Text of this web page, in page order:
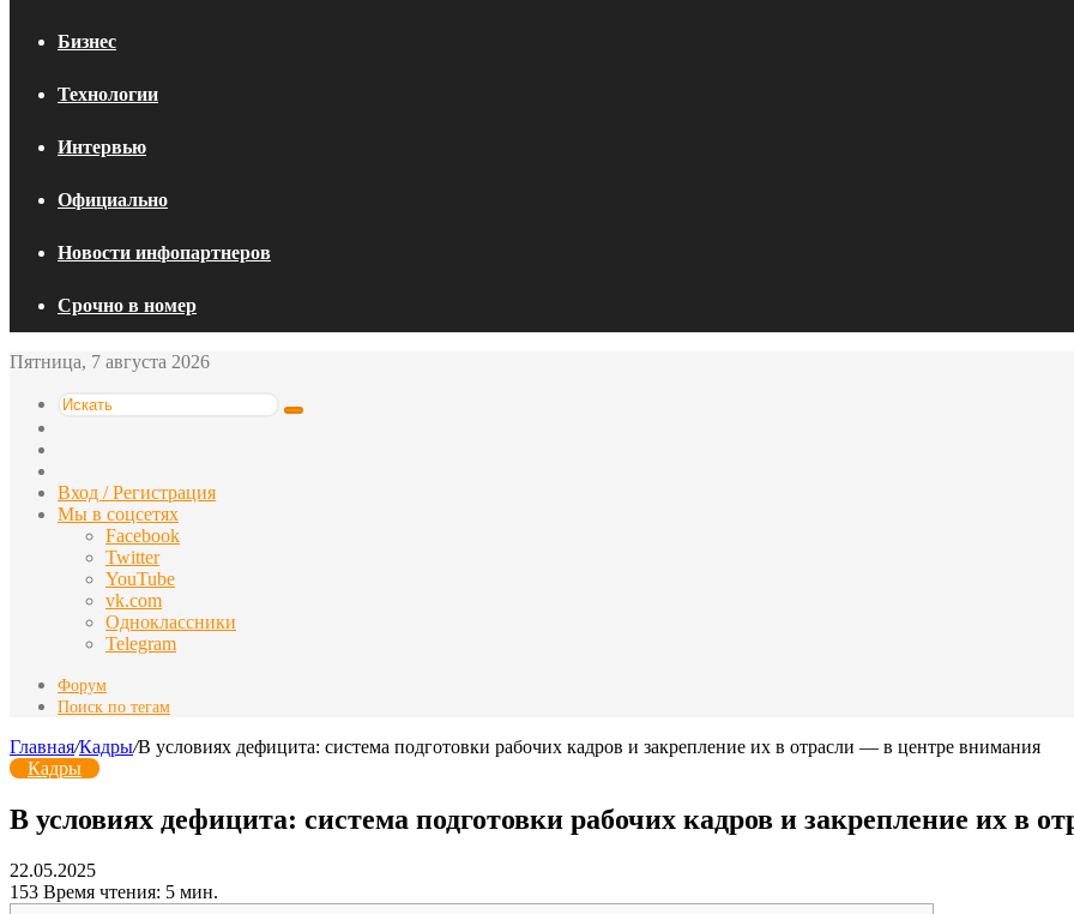
Бизнес
Технологии
Интервью
Официально
Новости инфопартнеров
Срочно в номер
Пятница, 7 августа 2026
Искать
статья
Вход / Регистрация
Мы в соцсетях
Facebook
Twitter
YouTube
vk.com
Одноклассники
Telegram
Форум
Поиск по тегам
Главная/Кадры/В условиях дефицита: система подготовки рабочих кадров и закрепление их в отрасли — в центре внимания
Кадры
В условиях дефицита: система подготовки рабочих кадров и закрепление их в
22.05.2025
153 Время чтения: 5 мин.